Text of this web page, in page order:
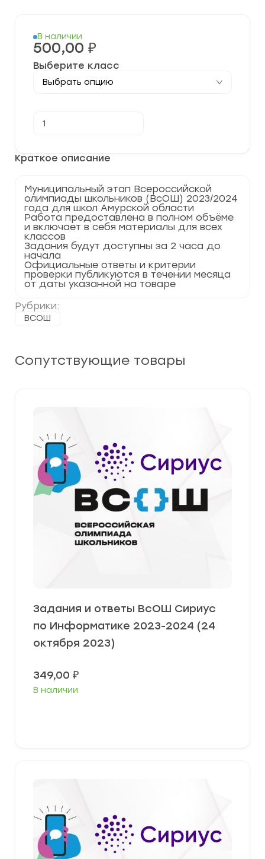
Краткое описание
Муниципальный этап Всероссийской
олимпиады школьников (ВсОШ) 2023/2024
года для школ Амурской области
Работа предоставлена в полном объёме
и включает в себя материалы для всех
классов
Задания будут доступны за 2 часа до
начала
Официальные ответы и критерии
проверки публикуются в течении месяца
от даты указанной на товаре
Рубрики:
ВСОШ
В наличии
500,00 ₽
Выберите класс
товара
этап
по
2023-
2024
Амурская
область
28
регион
Сопутствующие товары
Задания и ответы ВсОШ Сириус
по Информатике 2023-2024 (24
октября 2023)
349,00 ₽
В наличии